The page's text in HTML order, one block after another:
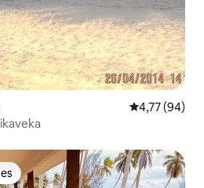
4,77 de uma
4,77 (94)
dos hóspedes